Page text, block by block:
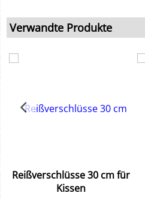
Verwandte Produkte
Reißverschlüsse 30 cm für
Kissen